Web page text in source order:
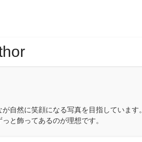
自然に笑顔になる写真を目指しています。
と飾ってあるのが理想です。